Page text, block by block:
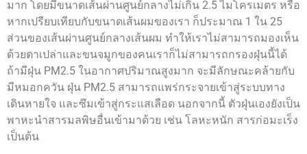
มาก โดยมีขนาดเส้นผ่านศูนย์กลางไม่เกิน 2.5 ไมโครเมตร หรือ
หากเปรียบเทียบกับขนาดเส้นผมของเรา ก็ประมาณ 1 ใน 25
ส่วนของเส้นผ่านศูนย์กลางเส้นผม ทำให้เราไม่สามารถมองเห็น
ด้วยตาเปล่าและขนจมูกของคนเราก็ไม่สามารถกรองฝุ่นนี้ได้
ถ้ามีฝุ่น PM2.5 ในอากาศปริมาณสูงมาก จะมีลักษณะคล้ายกับ
มีหมอกควัน ฝุ่น PM2.5 สามารถแพร่กระจายเข้าสู่ระบบทาง
เดินหายใจ และซึมเข้าสู่กระแสเลือด นอกจากนี้ ตัวฝุ่นเองยังเป็น
พาหะนำสารมลพิษอื่นเข้ามาด้วย เช่น โลหะหนัก สารก่อมะเร็ง
เป็นต้น